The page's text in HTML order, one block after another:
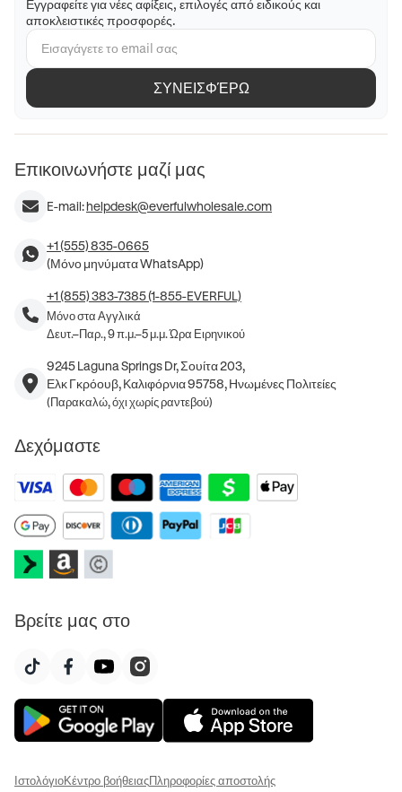
Εγγραφείτε για νέες αφίξεις, επιλογές από ειδικούς και
αποκλειστικές προσφορές.
ΣΥΝΕΙΣΦΈΡΩ
Επικοινωνήστε μαζί μας
E-mail:helpdesk@everfulwholesale.com
+1 (555) 835-0665
(Μόνο μηνύματα WhatsApp)
+1 (855) 383-7385 (1-855-EVERFUL)
Μόνο στα Αγγλικά
Δευτ.–Παρ., 9 π.μ.–5 μ.μ. Ώρα Ειρηνικού
9245 Laguna Springs Dr, Σουίτα 203,
Ελκ Γκρόουβ, Καλιφόρνια 95758, Ηνωμένες Πολιτείες
(Παρακαλώ, όχι χωρίς ραντεβού)
Δεχόμαστε
Βρείτε μας στο
ΙστολόγιοΚέντρο βοήθειαςΠληροφορίες αποστολής